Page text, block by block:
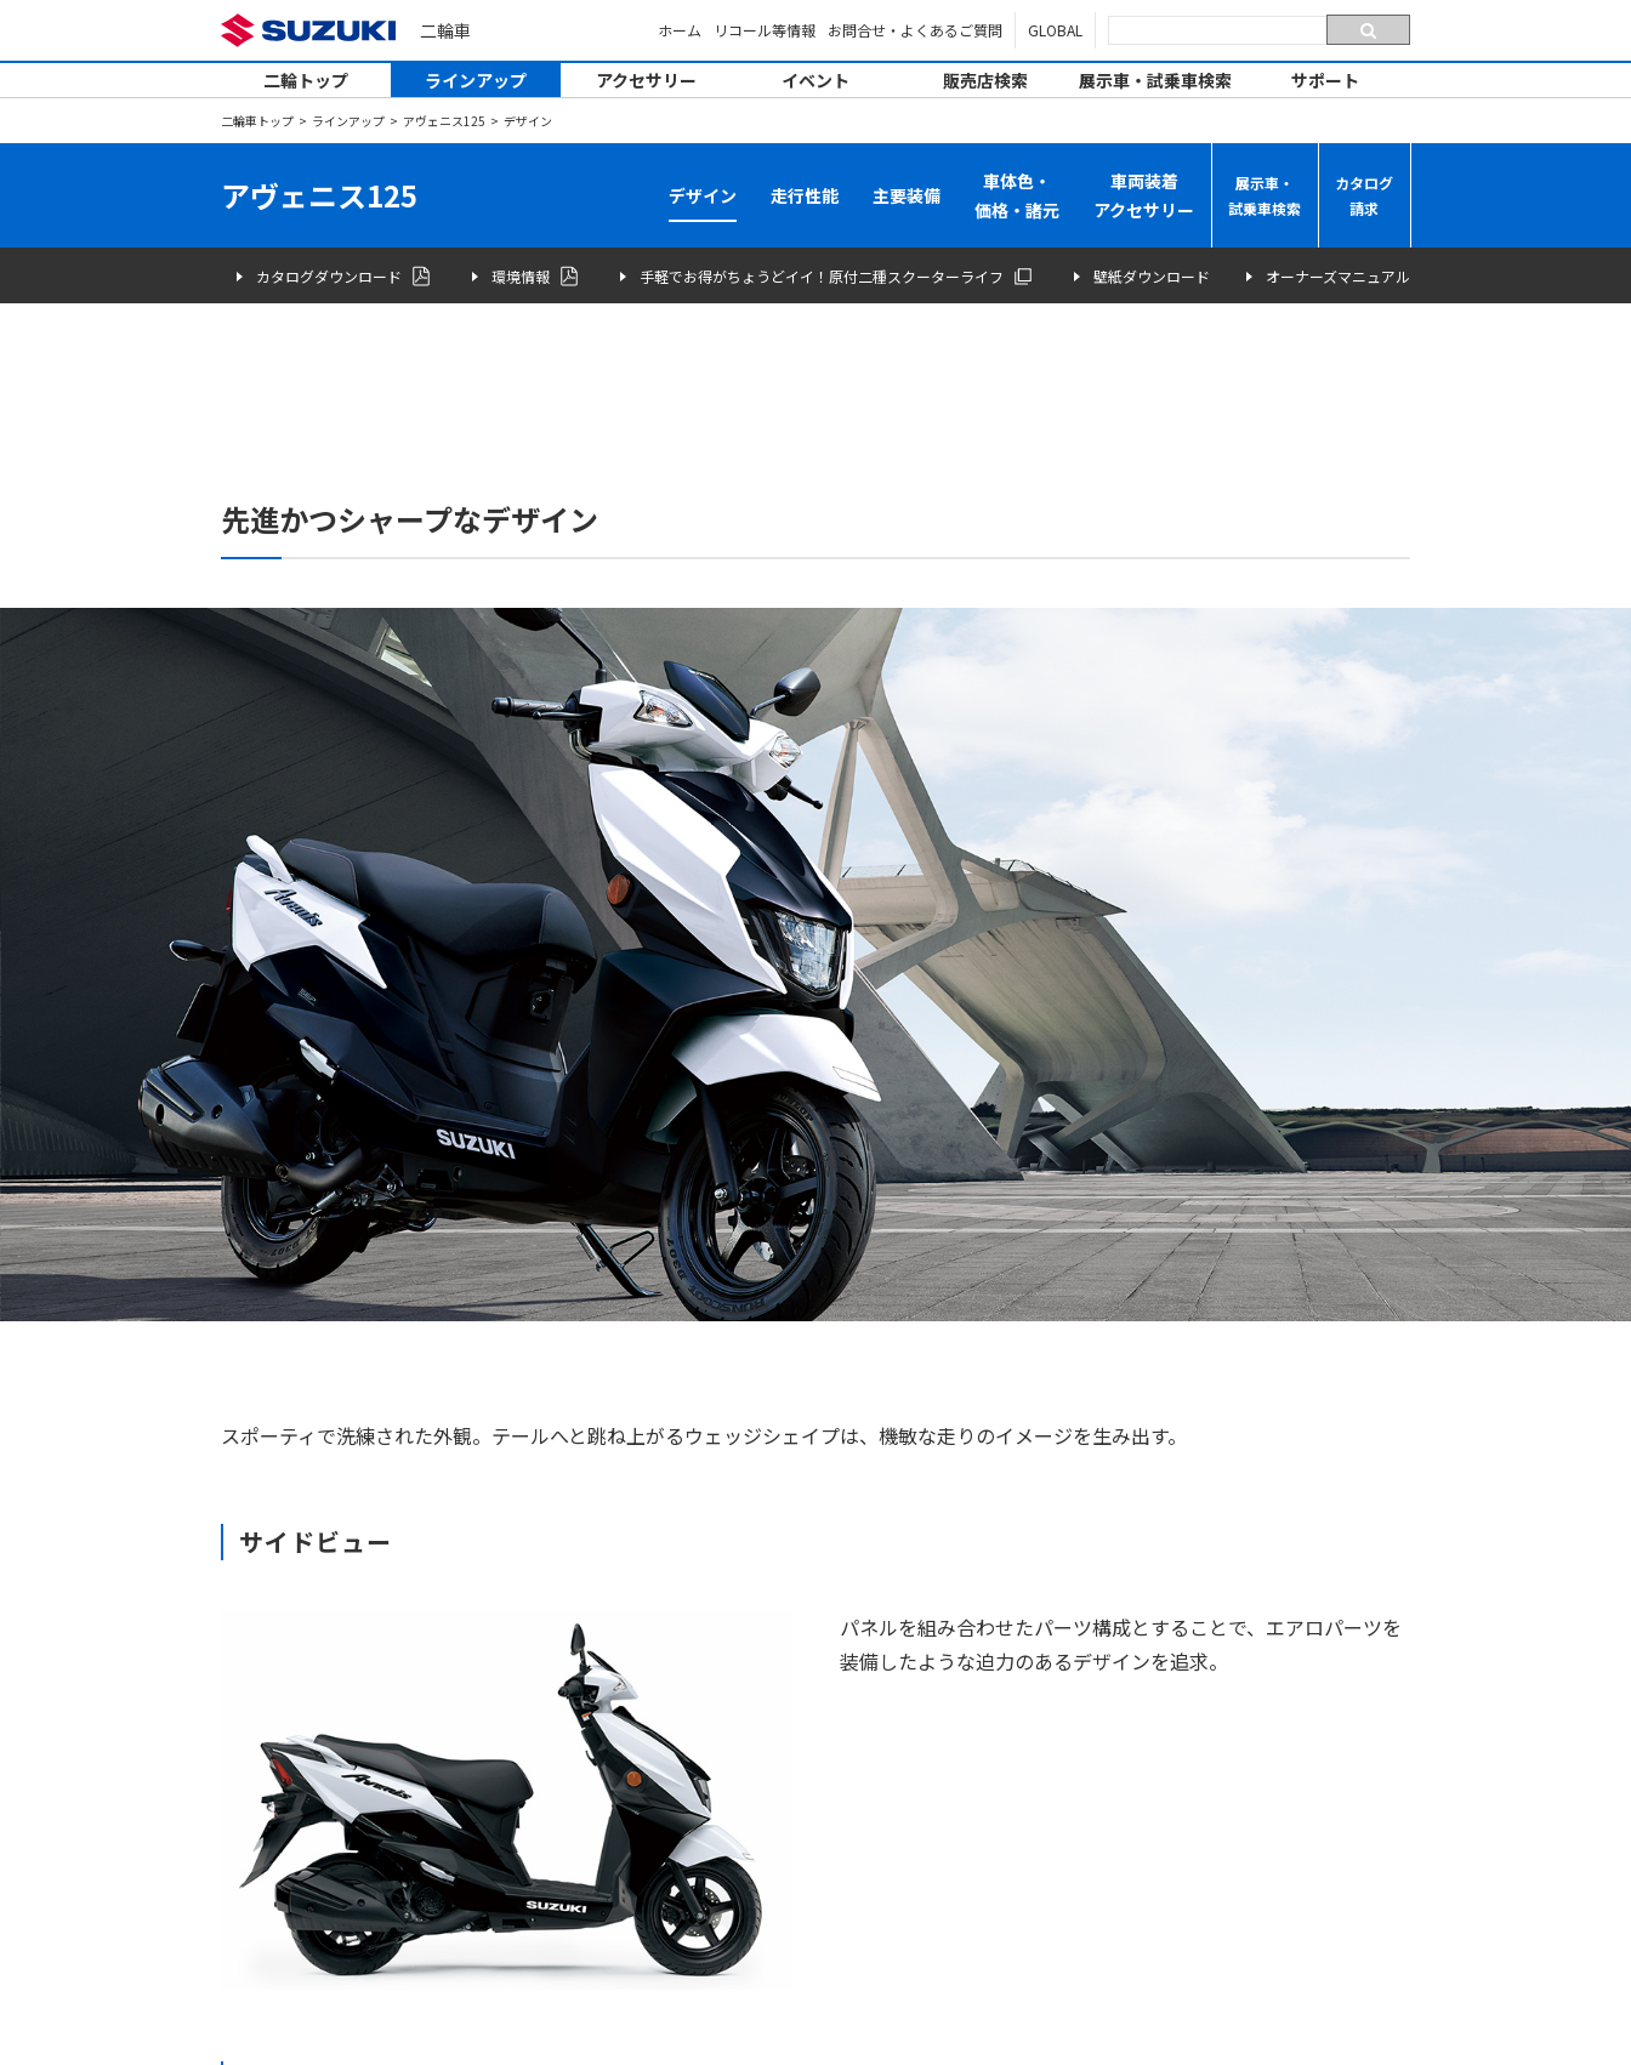
二輪車 ホーム リコール等情報 お問合せ・よくあるご質問 GLOBAL
二輪トップ ラインアップ アクセサリー イベント 販売店検索 展示車・試乗車検索 サポート
二輪車トップ ラインアップ アヴェニス125 デザイン
アヴェニス125 デザイン 走行性能 主要装備
車体色・
価格・諸元
車両装着
アクセサリー
展示車・
試乗車検索
カタログ
請求
カタログダウンロード 環境情報 手軽でお得がちょうどイイ！原付二種スクーターライフ 壁紙ダウンロード オーナーズマニュアル
先進かつシャープなデザイン
スポーティで洗練された外観。テールへと跳ね上がるウェッジシェイプは、機敏な走りのイメージを生み出す。
サイドビュー
パネルを組み合わせたパーツ構成とすることで、エアロパーツを
装備したような迫力のあるデザインを追求。